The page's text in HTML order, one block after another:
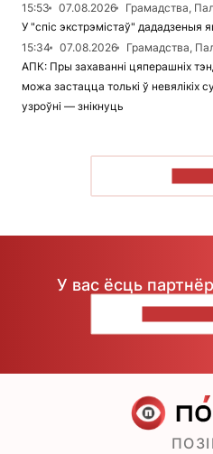
15:53
07.08.2026
Грамадства,
У "спіс экстрэмістаў" дададзеныя
15:34
07.08.2026
Грамадства,
АПК: Пры захаванні цяперашніх
можа застацца толькі ў невялікіх
узроўні — знікнуць
У вас ёсць